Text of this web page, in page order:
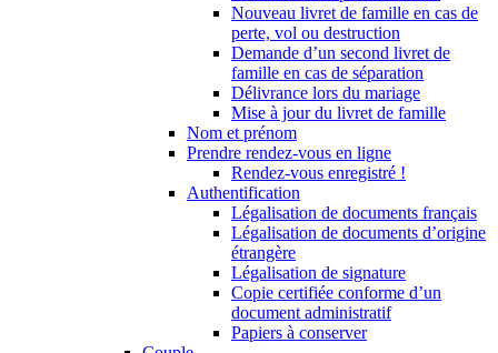
Nouveau livret de famille en cas de
perte, vol ou destruction
Demande d’un second livret de
famille en cas de séparation
Délivrance lors du mariage
Mise à jour du livret de famille
Nom et prénom
Prendre rendez-vous en ligne
Rendez-vous enregistré !
Authentification
Légalisation de documents français
Légalisation de documents d’origine
étrangère
Légalisation de signature
Copie certifiée conforme d’un
document administratif
Papiers à conserver